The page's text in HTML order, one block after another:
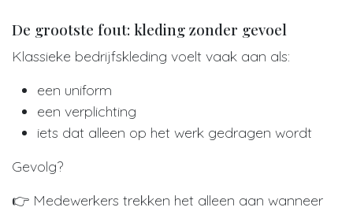
De grootste fout: kleding zonder gevoel
Klassieke bedrijfskleding voelt vaak aan als:
een uniform
een verplichting
iets dat alleen op het werk gedragen wordt
Gevolg?
👉 Medewerkers trekken het alleen aan wanneer